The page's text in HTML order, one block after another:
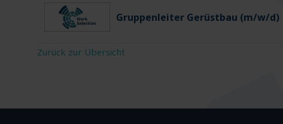
Gruppenleiter Gerüstbau (m/w/d)
Zurück zur Übersicht